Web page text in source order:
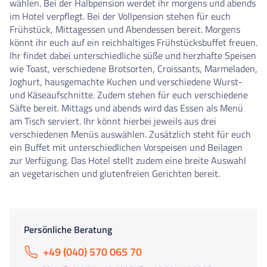
wählen. Bei der Halbpension werdet ihr morgens und abends
im Hotel verpflegt. Bei der Vollpension stehen für euch
Frühstück, Mittagessen und Abendessen bereit. Morgens
könnt ihr euch auf ein reichhaltiges Frühstücksbuffet freuen.
Ihr findet dabei unterschiedliche süße und herzhafte Speisen
wie Toast, verschiedene Brotsorten, Croissants, Marmeladen,
Joghurt, hausgemachte Kuchen und verschiedene Wurst-
und Käseaufschnitte. Zudem stehen für euch verschiedene
Säfte bereit. Mittags und abends wird das Essen als Menü
am Tisch serviert. Ihr könnt hierbei jeweils aus drei
verschiedenen Menüs auswählen. Zusätzlich steht für euch
ein Buffet mit unterschiedlichen Vorspeisen und Beilagen
zur Verfügung. Das Hotel stellt zudem eine breite Auswahl
an vegetarischen und glutenfreien Gerichten bereit.
Persönliche Beratung
+49 (040) 570 065 70